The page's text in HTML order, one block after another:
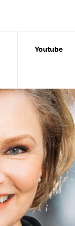
Youtube